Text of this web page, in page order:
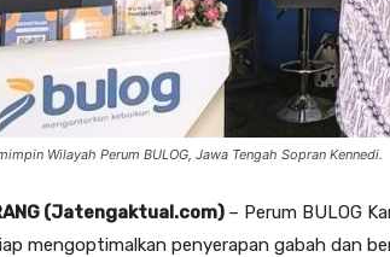
Wilayah Perum BULOG, Jawa Tengah Sopran Kennedi.
(Jatengaktual.com) – Perum BULOG
mengoptimalkan penyerapan gabah dan